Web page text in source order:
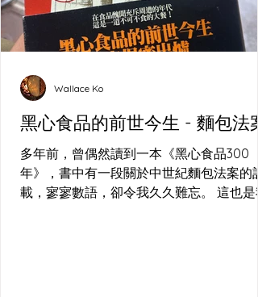
黑心食品的前世今生 - 麵包法案
多年前，曾偶然讀到一本《黑心食品300
年》，書中有一段關於中世紀麵包法案的記
載，寥寥數語，卻令我久久難忘。 這也是
Wallace Ko